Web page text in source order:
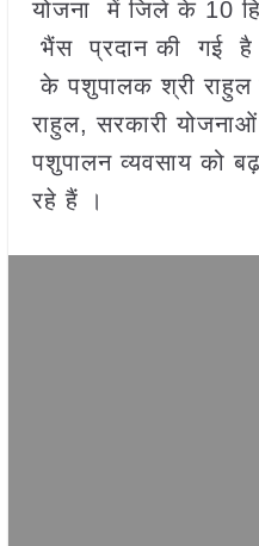
योजना में जिले के 10
भैंस प्रदान की गई
के पशुपालक श्री राहुल
राहुल, सरकारी
पशुपालन व्यवसाय को
रहे हैं ।